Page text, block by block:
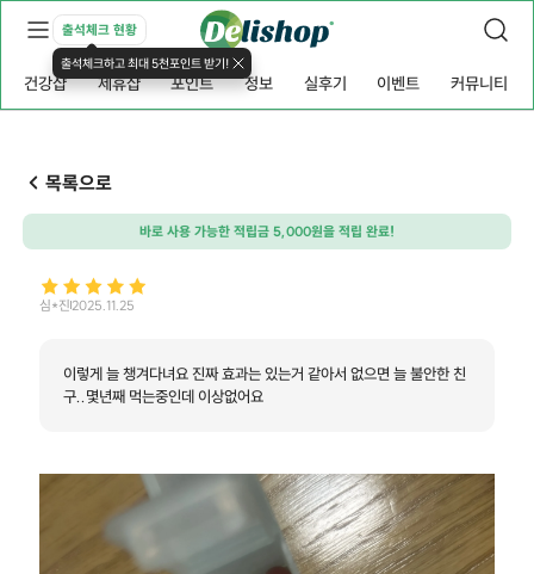
출석체크 현황
출석체크하고 최대 5천포인트 받기!
건강샵 제휴샵 포인트 정보 실후기 이벤트 커뮤니티
목록으로
바로 사용 가능한 적립금 5,000원을 적립 완료!
심*진2025.11.25
이렇게 늘 챙겨다녀요 진짜 효과는 있는거 같아서 없으면 늘 불안한 친
구..몇년째 먹는중인데 이상없어요